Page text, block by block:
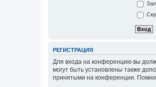
РЕГИСТРАЦИЯ
Для входа на конференцию вы
могут быть установлены также
принятыми на конференции.